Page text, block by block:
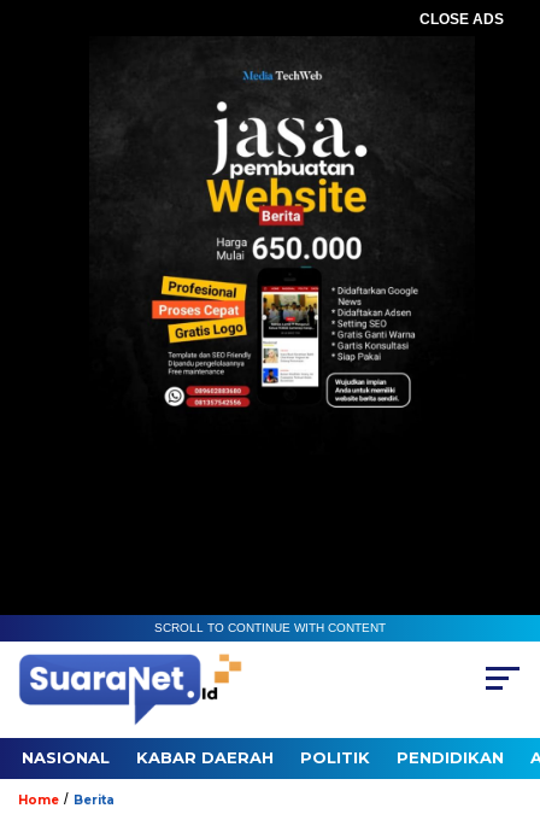
CLOSE ADS
SCROLL TO CONTINUE WITH CONTENT
NASIONAL KABAR DAERAH POLITIK PENDIDIKAN
Home / Berita